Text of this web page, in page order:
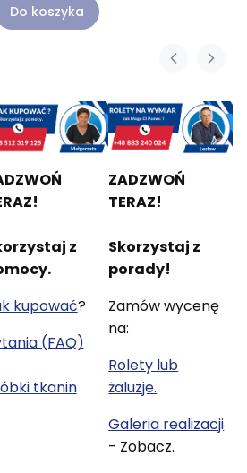
Do koszyka
z
kupować?
(FAQ)
tkanin
ZADZWOŃ
TERAZ!
Skorzystaj z
porady!
Zamów wycenę
na:
Rolety lub
żaluzje.
Galeria realizacji
- Zobacz.